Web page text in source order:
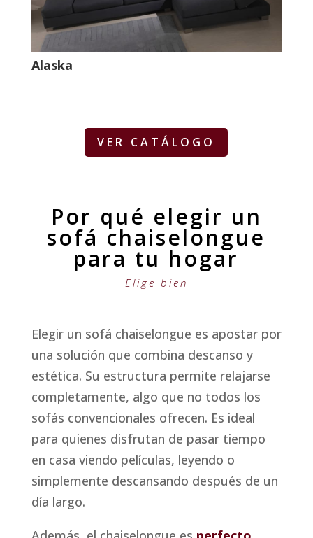
Alaska
VER CATÁLOGO
Por qué elegir un
sofá chaiselongue
para tu hogar
Elige bien
Elegir un sofá chaiselongue es apostar por
una solución que combina descanso y
estética. Su estructura permite relajarse
completamente, algo que no todos los
sofás convencionales ofrecen. Es ideal
para quienes disfrutan de pasar tiempo
en casa viendo películas, leyendo o
simplemente descansando después de un
día largo.